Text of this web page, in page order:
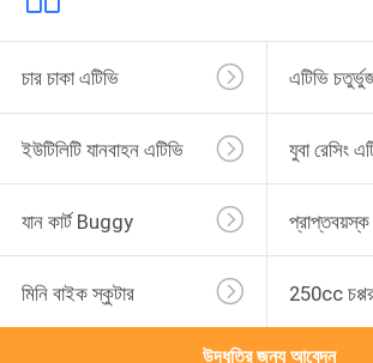
চার চাকা এটিভি এটিভি
ইউটিলিটি যানবাহন এটিভি যুবা রেসিং
যান কার্ট Buggy
মিনি বাইক স্কুটার 250cc
উদ্ধৃতির জন্য আবেদন